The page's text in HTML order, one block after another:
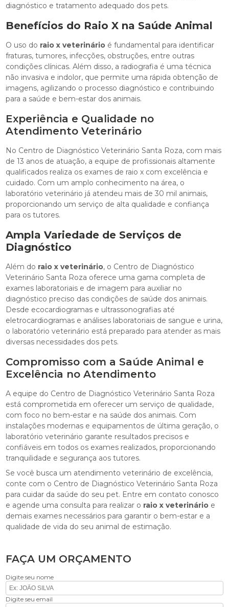
diagnóstico e tratamento adequado dos pets.
Benefícios do Raio X na Saúde Animal
O uso do raio x veterinário é fundamental para identificar
fraturas, tumores, infecções, obstruções, entre outras
condições clínicas. Além disso, a radiografia é uma técnica
não invasiva e indolor, que permite uma rápida obtenção de
imagens, agilizando o processo diagnóstico e contribuindo
para a saúde e bem-estar dos animais.
Experiência e Qualidade no
Atendimento Veterinário
No Centro de Diagnóstico Veterinário Santa Roza, com mais
de 13 anos de atuação, a equipe de profissionais altamente
qualificados realiza os exames de raio x com excelência e
cuidado. Com um amplo conhecimento na área, o
laboratório veterinário já atendeu mais de 30 mil animais,
proporcionando um serviço de alta qualidade e confiança
para os tutores.
Ampla Variedade de Serviços de
Diagnóstico
Além do raio x veterinário, o Centro de Diagnóstico
Veterinário Santa Roza oferece uma gama completa de
exames laboratoriais e de imagem para auxiliar no
diagnóstico preciso das condições de saúde dos animais.
Desde ecocardiogramas e ultrassonografias até
eletrocardiogramas e análises laboratoriais de sangue e urina,
o laboratório veterinário está preparado para atender as mais
diversas necessidades dos pets.
Compromisso com a Saúde Animal e
Excelência no Atendimento
A equipe do Centro de Diagnóstico Veterinário Santa Roza
está comprometida em oferecer um serviço de qualidade,
com foco no bem-estar e na saúde dos animais. Com
instalações modernas e equipamentos de última geração, o
laboratório veterinário garante resultados precisos e
confiáveis em todos os exames realizados, proporcionando
tranquilidade e segurança aos tutores.
Se você busca um atendimento veterinário de excelência,
conte com o Centro de Diagnóstico Veterinário Santa Roza
para cuidar da saúde do seu pet. Entre em contato conosco
e agende uma consulta para realizar o raio x veterinário e
demais exames necessários para garantir o bem-estar e a
qualidade de vida do seu animal de estimação.
FAÇA UM ORÇAMENTO
Digite seu nome
Digite seu email